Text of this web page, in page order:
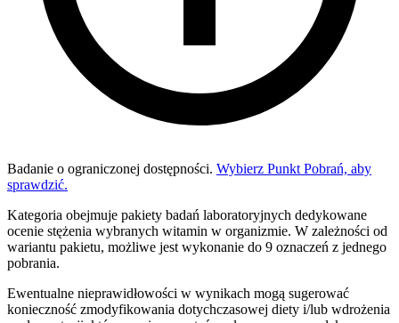
Badanie o ograniczonej dostępności. Wybierz Punkt Pobrań, aby
sprawdzić.
Kategoria obejmuje pakiety badań laboratoryjnych dedykowane
ocenie stężenia wybranych witamin w organizmie. W zależności od
wariantu pakietu, możliwe jest wykonanie do 9 oznaczeń z jednego
pobrania.
Ewentualne nieprawidłowości w wynikach mogą sugerować
konieczność zmodyfikowania dotychczasowej diety i/lub wdrożenia